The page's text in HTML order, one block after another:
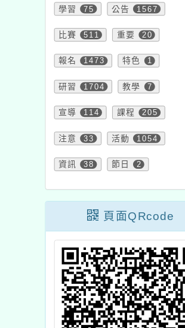
學習 75 公告 1567
比賽 511 重要 20
報名 1473 特色 1
研習 1704 教學 7
宣導 114 課程 205
注意 33 活動 1054
資訊 38 節日 2
頁面QRcode
教育大學辦理 桃園市大溪自造